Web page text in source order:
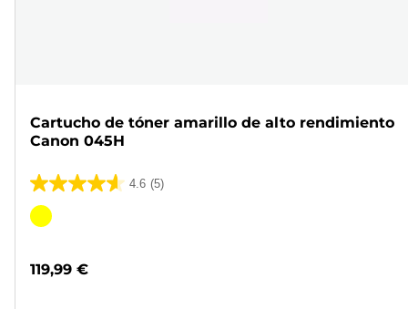
Cartucho de tóner amarillo de alto rendimiento
Canon 045H
4.6 (5)
4.6
de
Cartucho
119,99 €